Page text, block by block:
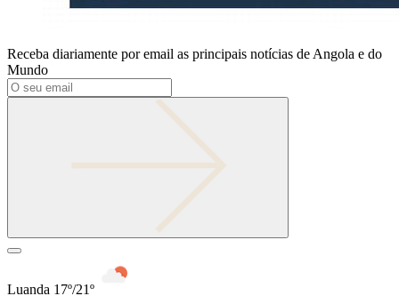
Receba diariamente por email as principais notícias de Angola e do
Mundo
Luanda 17º/21º